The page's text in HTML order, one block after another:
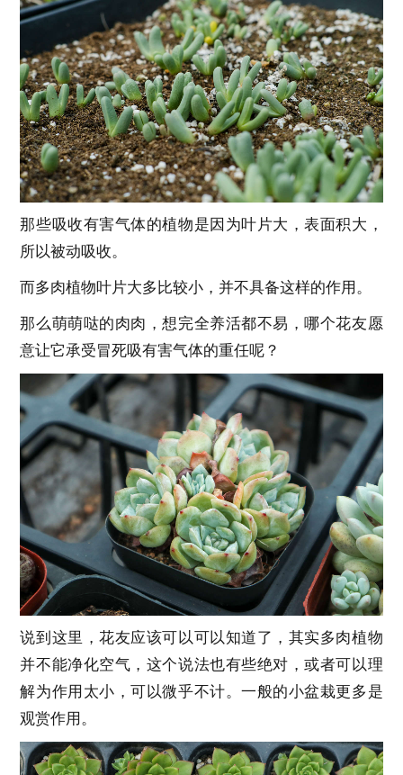
那些吸收有害气体的植物是因为叶片大，表面积大，
所以被动吸收。
而多肉植物叶片大多比较小，并不具备这样的作用。
那么萌萌哒的肉肉，想完全养活都不易，哪个花友愿
意让它承受冒死吸有害气体的重任呢？
说到这里，花友应该可以可以知道了，其实多肉植物
并不能净化空气，这个说法也有些绝对，或者可以理
解为作用太小，可以微乎不计。一般的小盆栽更多是
观赏作用。